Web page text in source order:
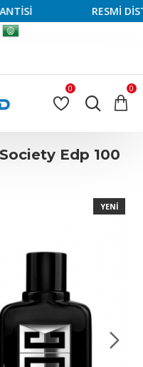
RESMİ
0 0
Edp 100
YENI